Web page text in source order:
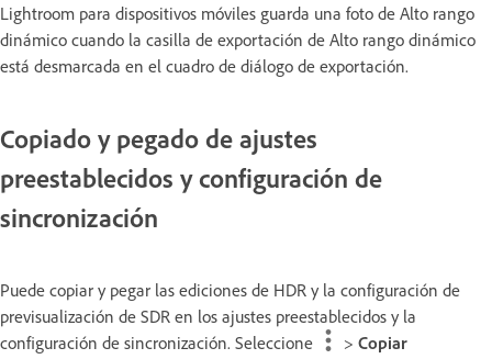
Lightroom para dispositivos móviles guarda una foto de Alto rango
dinámico cuando la casilla de exportación de Alto rango dinámico
está desmarcada en el cuadro de diálogo de exportación.
Copiado y pegado de ajustes
preestablecidos y configuración de
sincronización
Puede copiar y pegar las ediciones de HDR y la configuración de
previsualización de SDR en los ajustes preestablecidos y la
configuración de sincronización. Seleccione
> Copiar